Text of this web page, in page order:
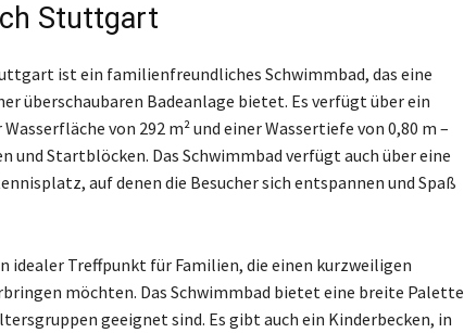
Stuttgart
ist ein familienfreundliches Schwimmbad, das eine
überschaubaren Badeanlage bietet. Es verfügt über ein
von 292 m² und einer Wassertiefe von 0,80 m –
und Startblöcken. Das Schwimmbad verfügt auch über eine
auf denen die Besucher sich entspannen und Spaß
idealer Treffpunkt für Familien, die einen kurzweiligen
möchten. Das Schwimmbad bietet eine breite Palette
geeignet sind. Es gibt auch ein Kinderbecken, in